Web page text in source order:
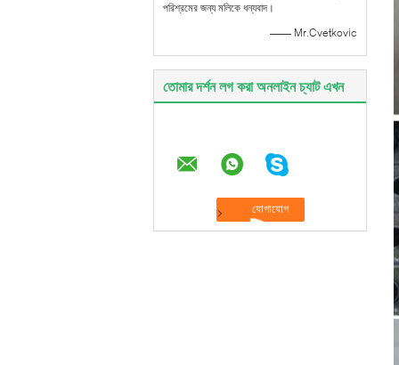
পরিশ্রমের জন্য মলিকে ধন্যবাদ।
—— Mr.Cvetkovic
তোমার দর্শন লগ করা অনলাইন চ্যাট এখন